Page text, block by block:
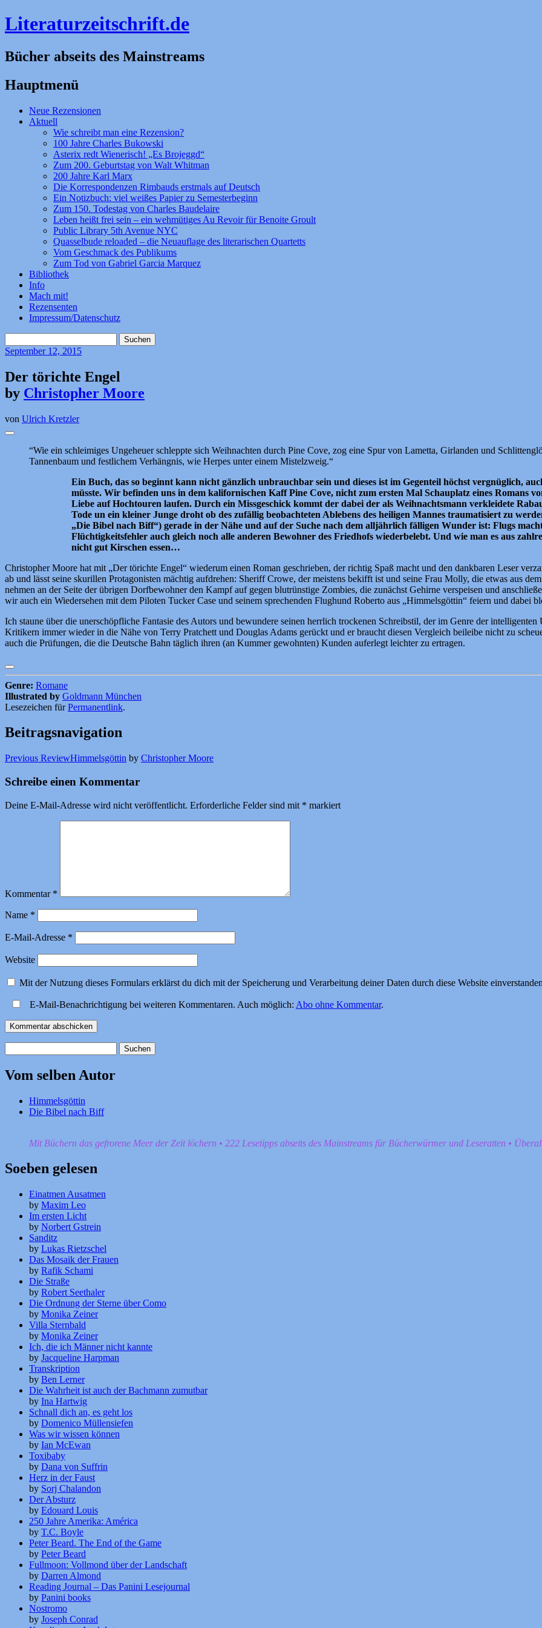
Literaturzeitschrift.de
Bücher abseits des Mainstreams
Hauptmenü
Zum
Inhalt
Neue Rezensionen
Aktuell
Wie schreibt man eine Rezension?
100 Jahre Charles Bukowski
Asterix redt Wienerisch! „Es Brojeggd“
Zum 200. Geburtstag von Walt Whitman
200 Jahre Karl Marx
Die Korrespondenzen Rimbauds erstmals auf Deutsch
Ein Notizbuch: viel weißes Papier zu Semesterbeginn
Zum 150. Todestag von Charles Baudelaire
Leben heißt frei sein – ein wehmütiges Au Revoir für Benoite Groult
Public Library 5th Avenue NYC
Quasselbude reloaded – die Neuauflage des literarischen Quartetts
Vom Geschmack des Publikums
Zum Tod von Gabriel Garcia Marquez
Bibliothek
Info
Mach mit!
Rezensenten
Impressum/Datenschutz
nach:
September12, 2015
Der törichte Engel
by Christopher Moore
von Ulrich Kretzler
“Wie ein schleimiges Ungeheuer schleppte sich Weihnachten durch Pine Cove, zog eine Spur von Lametta, Girlanden und
Tannenbaum und festlichem Verhängnis, wie Herpes unter einem Mistelzweig.“
Ein Buch, das so beginnt kann nicht gänzlich unbrauchbar sein und dieses ist im Gegenteil höchst vergnüglich,
müsste. Wir befinden uns in dem kalifornischen Kaff Pine Cove, nicht zum ersten Mal Schauplatz eines Romans
Liebe auf Hochtouren laufen. Durch ein Missgeschick kommt der dabei der als Weihnachtsmann verkleidete
Tode un ein kleiner Junge droht ob des zufällig beobachteten Ablebens des heiligen Mannes traumatisiert zu
„Die Bibel nach Biff“) gerade in der Nähe und auf der Suche nach dem alljährlich fälligen Wunder ist: Flugs
Flüchtigkeitsfehler auch gleich noch alle anderen Bewohner des Friedhofs wiederbelebt. Und wie man es aus
nicht gut Kirschen essen…
Christopher Moore hat mit „Der törichte Engel“ wiederum einen Roman geschrieben, der richtig Spaß macht und den dankbaren Leser
ab und lässt seine skurillen Protagonisten mächtig aufdrehen: Sheriff Crowe, der meistens bekifft ist und seine Frau Molly, die etwas aus
nehmen an der Seite der übrigen Dorfbewohner den Kampf auf gegen blutrünstige Zombies, die zunächst Gehirne verspeisen und
wir auch ein Wiedersehen mit dem Piloten Tucker Case und seinem sprechenden Flughund Roberto aus „Himmelsgöttin“ feiern und dabei
Ich staune über die unerschöpfliche Fantasie des Autors und bewundere seinen herrlich trockenen Schreibstil, der im Genre der
Kritikern immer wieder in die Nähe von Terry Pratchett und Douglas Adams gerückt und er braucht diesen Vergleich beileibe nicht zu
auch die Prüfungen, die die Deutsche Bahn täglich ihren (an Kummer gewohnten) Kunden auferlegt leichter zu ertragen.
Genre: Romane
Illustrated by Goldmann München
Lesezeichen fürPermanentlink.
Beitragsnavigation
Previous ReviewHimmelsgöttin by Christopher Moore
Schreibe einen Kommentar
Deine E-Mail-Adresse wird nicht veröffentlicht. Erforderliche Felder sind mit * markiert
Kommentar *
Name *
E-Mail-Adresse *
Website
Mit der Nutzung dieses Formulars erklärst du dich mit der Speicherung und Verarbeitung deiner Daten durch diese Website
E-Mail-Benachrichtigung bei weiteren Kommentaren. Auch möglich: Abo ohne Kommentar.
nach:
Vom selben Autor
Himmelsgöttin
Die Bibel nach Biff
Mit Büchern das gefrorene Meer der Zeit löchern • 222 Lesetipps abseits des Mainstreams für Bücherwürmer und Leseratten •
Soeben gelesen
Einatmen Ausatmen
by Maxim Leo
Im ersten Licht
by Norbert Gstrein
Sanditz
by Lukas Rietzschel
Das Mosaik der Frauen
by Rafik Schami
Die Straße
by Robert Seethaler
Die Ordnung der Sterne über Como
by Monika Zeiner
Villa Sternbald
by Monika Zeiner
Ich, die ich Männer nicht kannte
by Jacqueline Harpman
Transkription
by Ben Lerner
Die Wahrheit ist auch der Bachmann zumutbar
by Ina Hartwig
Schnall dich an, es geht los
by Domenico Müllensiefen
Was wir wissen können
by Ian McEwan
Toxibaby
by Dana von Suffrin
Herz in der Faust
by Sorj Chalandon
Der Absturz
by Edouard Louis
250 Jahre Amerika: América
by T.C. Boyle
Peter Beard. The End of the Game
by Peter Beard
Fullmoon: Vollmond über der Landschaft
by Darren Almond
Reading Journal – Das Panini Lesejournal
by Panini books
Nostromo
by Joseph Conrad